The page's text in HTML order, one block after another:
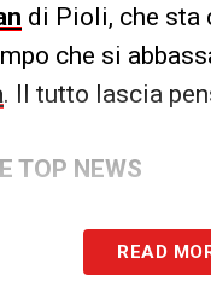
di Pioli, che sta
che si
. Il tutto lascia
TOP NEWS
READ